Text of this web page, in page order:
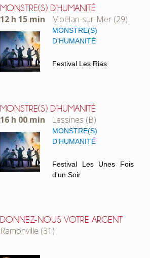
MONSTRE(S) D’HUMANITÉ
12 h 15 min Moëlan-sur-Mer (29)
MONSTRE(S)
D’HUMANITÉ
Festival Les Rias
MONSTRE(S) D’HUMANITÉ
16 h 00 min Lessines (B)
MONSTRE(S)
D’HUMANITÉ
Festival Les Unes Fois
d'un Soir
DONNEZ-NOUS VOTRE ARGENT
Ramonville (31)